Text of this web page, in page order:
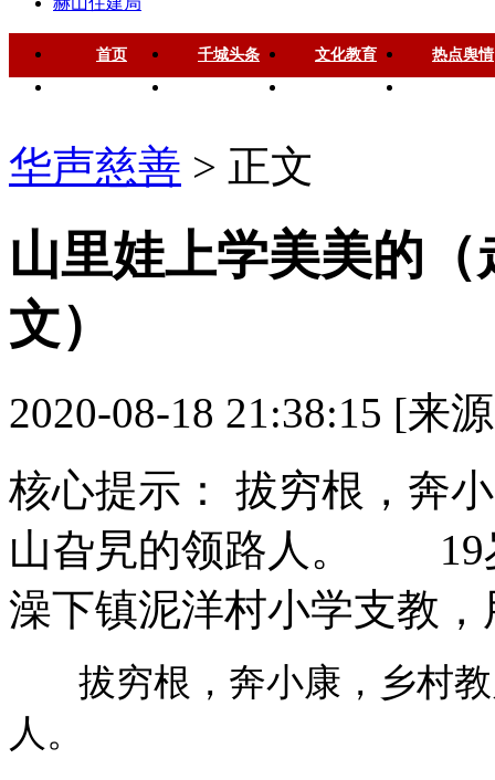
首页 千城头条 文化教育
热点舆情
华声慈善 > 正文
山里娃上学美美的（
文）
2020-08-18 21:38:15 [来
核心提示：
拔穷根，奔
山旮旯的领路人。 19
澡下镇泥洋村小学支教
拔穷根，奔小康，乡村教
人。